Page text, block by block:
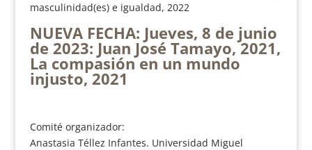
masculinidad(es) e igualdad, 2022
NUEVA FECHA: Jueves, 8 de junio
de 2023: Juan José Tamayo, 2021,
La compasión en un mundo
injusto, 2021
Comité organizador:
Anastasia Téllez Infantes. Universidad Miguel